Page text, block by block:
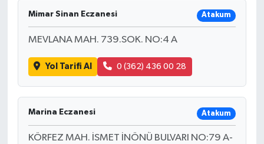
Mimar Sinan Eczanesi Atakum
MEVLANA MAH. 739.SOK. NO:4 A
Yol Tarifi Al 0 (362) 436 00 28
Marina Eczanesi Atakum
KÖRFEZ MAH. İSMET İNÖNÜ BULVARI NO:79 A-